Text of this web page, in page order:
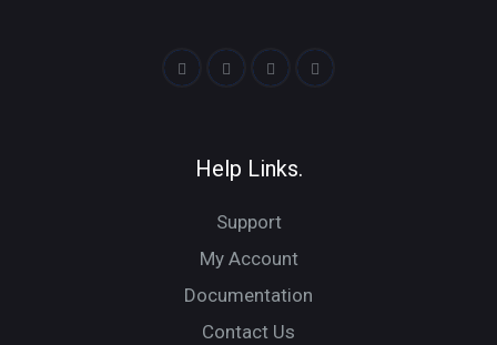
Help Links.
Support
My Account
Documentation
Contact Us